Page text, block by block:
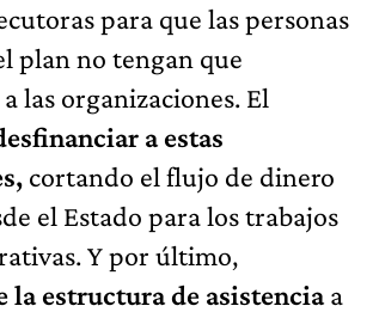
para que las personas
plan no tengan que
las organizaciones. El
a estas
cortando el flujo de dinero
el Estado para los trabajos
Y por último,
la estructura de asistenciaa